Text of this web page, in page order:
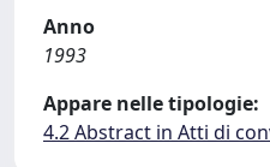
Anno
1993
Appare nelle tipologie:
4.2 Abstract in Atti di